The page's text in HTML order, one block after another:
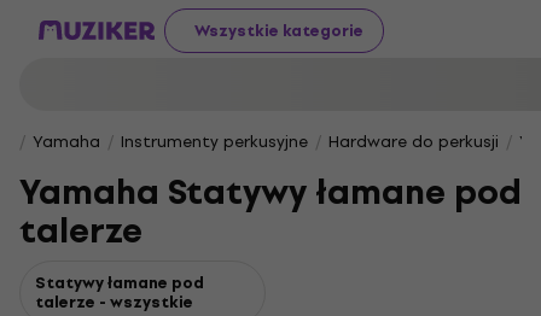
Wszystkie kategorie
Yamaha Instrumenty perkusyjne Hardware do perkusji
Yamaha Statywy łamane pod
talerze
Statywy łamane pod
talerze - wszystkie